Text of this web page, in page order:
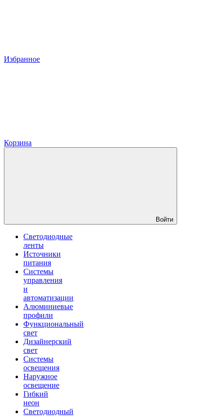
Избранное
Корзина
Войти
Светодиодные
ленты
Источники
питания
Системы
управления
и
автоматизации
Алюминиевые
профили
Функциональный
свет
Дизайнерский
свет
Системы
освещения
Наружное
освещение
Гибкий
неон
Светодиодный